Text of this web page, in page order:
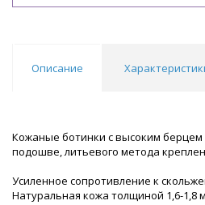
Описание
Кожаные ботинки с высоким
подошве, литьевого метода
Усиленное сопротивление к
Натуральная кожа толщиной 1,6-1,8